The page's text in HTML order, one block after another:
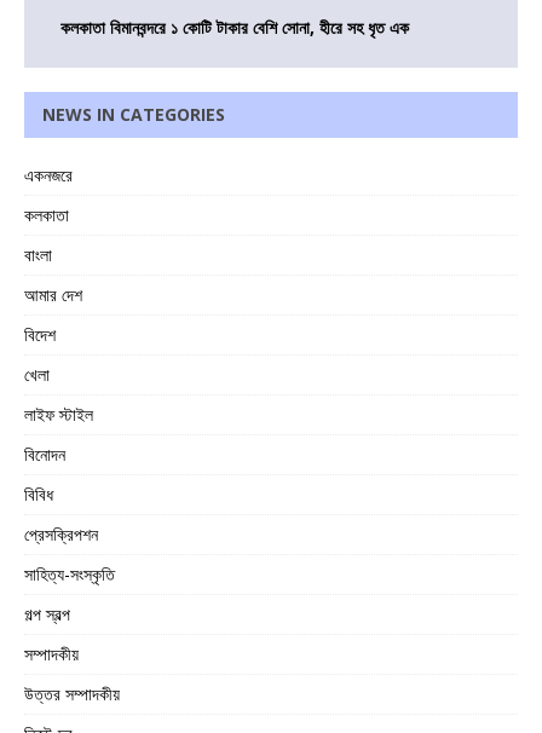
কলকাতা বিমানবন্দরে ১ কোটি টাকার বেশি সোনা, হীরে সহ ধৃত এক
NEWS IN CATEGORIES
একনজরে
কলকাতা
বাংলা
আমার দেশ
বিদেশ
খেলা
লাইফ স্টাইল
বিনোদন
বিবিধ
প্রেসক্রিপশন
সাহিত্য-সংস্কৃতি
গল্প স্বল্প
সম্পাদকীয়
উত্তর সম্পাদকীয়